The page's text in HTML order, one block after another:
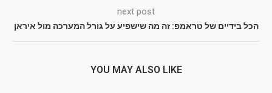
next post
הכל בידיים של טראמפ: זה מה שישפיע על גורל המערכה מול איראן
YOU MAY ALSO LIKE